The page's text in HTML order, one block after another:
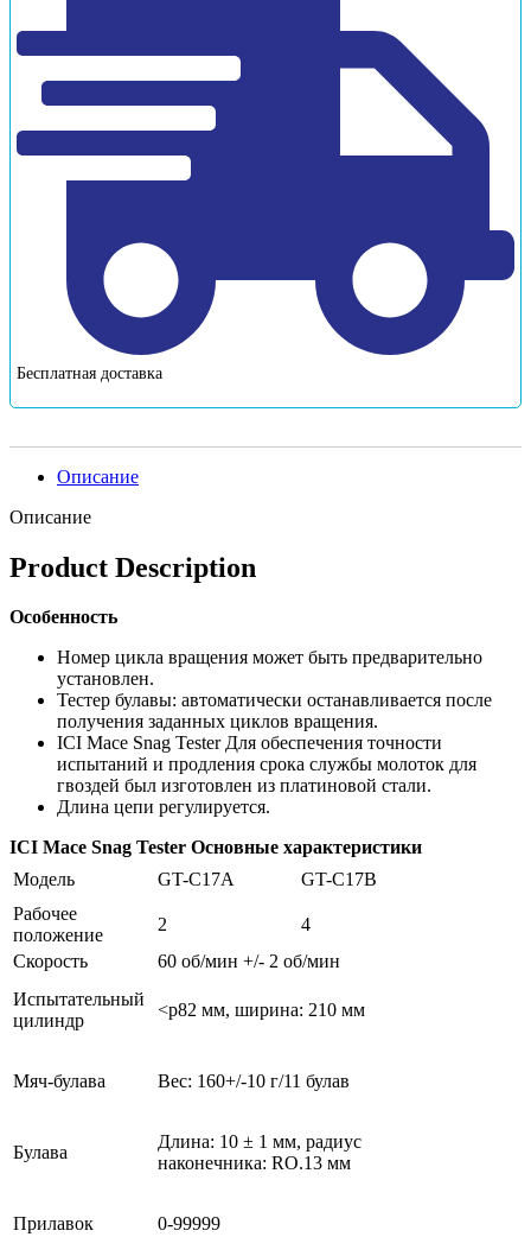
Бесплатная доставка
Описание
Описание
Product Description
Особенность
Номер цикла вращения может быть предварительно
установлен.
Тестер булавы: автоматически останавливается после
получения заданных циклов вращения.
ICI Mace Snag Tester Для обеспечения точности
испытаний и продления срока службы молоток для
гвоздей был изготовлен из платиновой стали.
Длина цепи регулируется.
ICI Mace Snag Tester Основные характеристики
Модель
GT-C17А
GT-C17B
Рабочее
положение
2
4
Скорость
60 об/мин +/- 2 об/мин
Испытательный
цилиндр
<p82 мм, ширина: 210 мм
Мяч-булава Вес: 160+/-10 г/11 булав
Булава
Длина: 10 ± 1 мм, радиус
наконечника: RO.13 мм
Прилавок 0-99999